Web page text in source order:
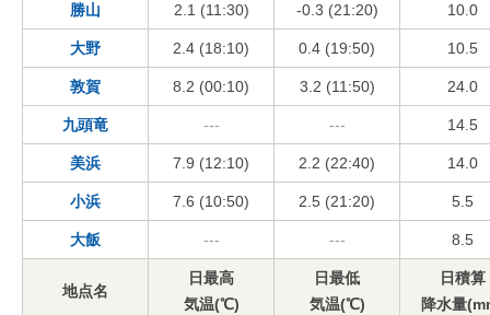
勝山 2.1 (11:30) -0.3 (21:20) 10.0
大野 2.4 (18:10) 0.4 (19:50) 10.5
敦賀 8.2 (00:10) 3.2 (11:50) 24.0
九頭竜 --- --- 14.5
美浜 7.9 (12:10) 2.2 (22:40) 14.0
小浜 7.6 (10:50) 2.5 (21:20) 5.5
大飯 --- --- 8.5
地点名
日最高
気温(℃)
日最低
気温(℃)
日積算
降水量